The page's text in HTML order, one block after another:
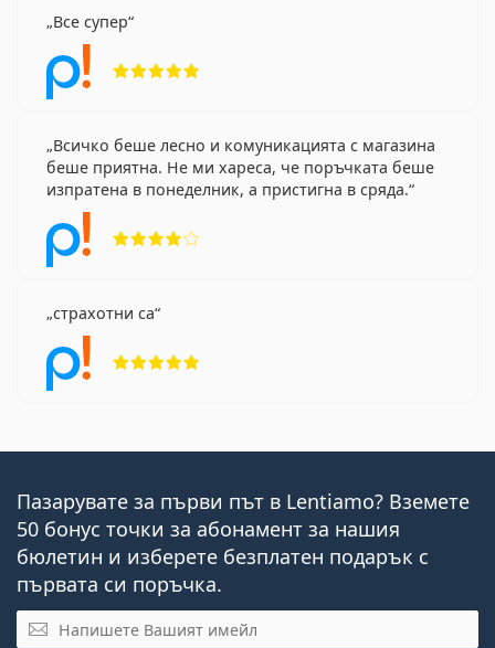
Все супер
Всичко беше лесно и комуникацията с магазина
беше приятна. Не ми хареса, че поръчката беше
изпратена в понеделник, а пристигна в сряда.
страхотни са
Пазарувате за първи път в Lentiamo? Вземете
50 бонус точки за абонамент за нашия
бюлетин и изберете безплатен подарък с
първата си поръчка.
Имейл